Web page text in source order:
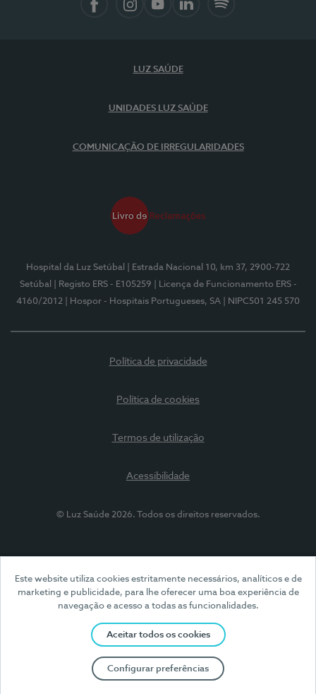
Este website utiliza cookies estritamente necessários, analíticos e de
marketing e publicidade, para lhe oferecer uma boa experiência de
navegação e acesso a todas as funcionalidades.
Aceitar todos os cookies
Configurar preferências
LUZ SAÚDE
UNIDADES LUZ SAÚDE
COMUNICAÇÃO DE IRREGULARIDADES
Hospital da Luz Setúbal
| Estrada Nacional 10, km 37, 2900-722
Setúbal
| Registo ERS - E105259
| Licença de Funcionamento ERS -
4160/2012
| Hospor - Hospitais Portugueses, SA | NIPC501 245 570
Política de privacidade
Política de cookies
Termos de utilização
Acessibilidade
© Luz Saúde 2026. Todos os direitos reservados.